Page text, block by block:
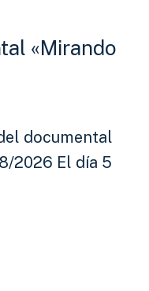
«Mirando
documental
2026 El día 5